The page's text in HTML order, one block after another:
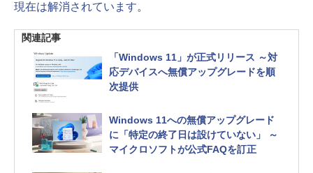
現在は解消されています。
関連記事
「Windows 11」が正式リリース ～対
応デバイスへ無償アップグレードを順
次提供
Windows 11への無償アップグレード
に「特定の終了日は設けていない」 ～
マイクロソフトが公式FAQを訂正